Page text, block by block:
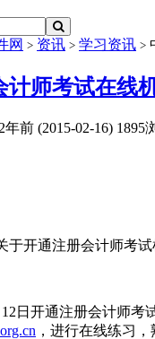
网 > 资讯 > 学习资讯 >
计师考试在线
年前 (2015-02-16) 1895
于开通注册会计师考
日开通注册会计师
，进行在线练习